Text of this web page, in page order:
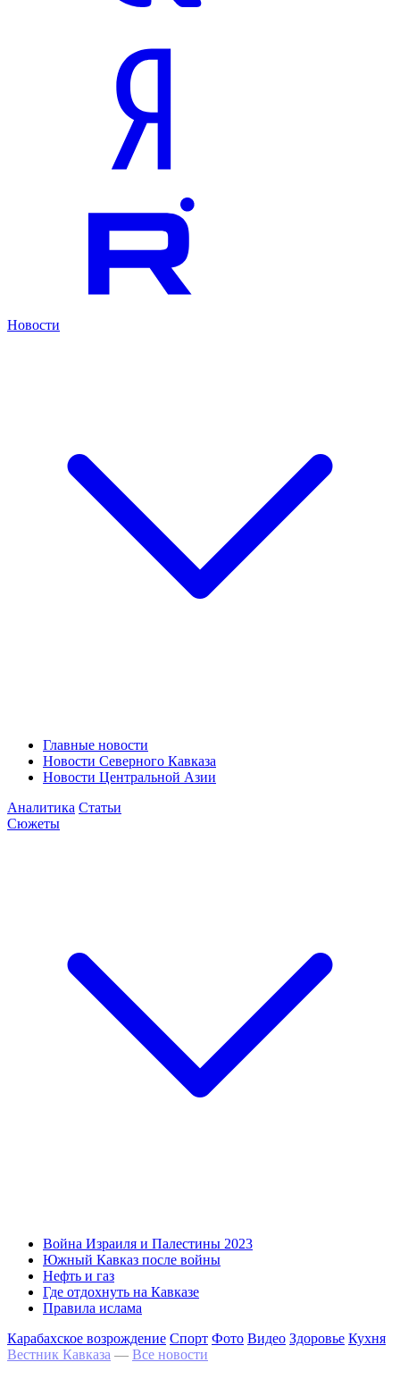
Новости
Главные новости
Новости Северного Кавказа
Новости Центральной Азии
Аналитика Статьи
Сюжеты
Война Израиля и Палестины 2023
Южный Кавказ после войны
Нефть и газ
Где отдохнуть на Кавказе
Правила ислама
Карабахское возрождение Спорт Фото Видео Здоровье Кухня
Вестник Кавказа — Все новости